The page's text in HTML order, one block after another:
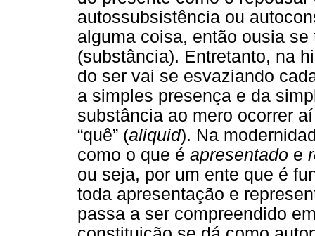
autossubsistência ou
alguma coisa, então ousia
(substância). Entretanto, na
do ser vai se esvaziando
a simples presença e da
substância ao mero ocorrer
“quê” (aliquid). Na
como o que é apresentado e
ou seja, por um ente que é
toda apresentação e
passa a ser compreendido